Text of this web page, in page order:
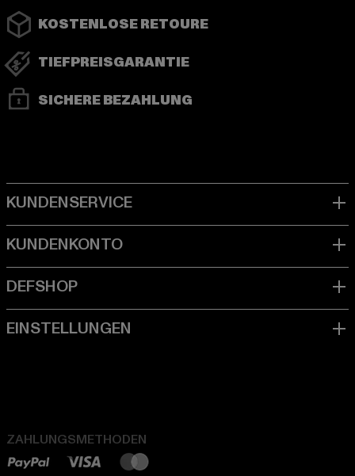
KOSTENLOSE RETOURE
TIEFPREISGARANTIE
SICHERE BEZAHLUNG
ZAHLUNGSMETHODEN